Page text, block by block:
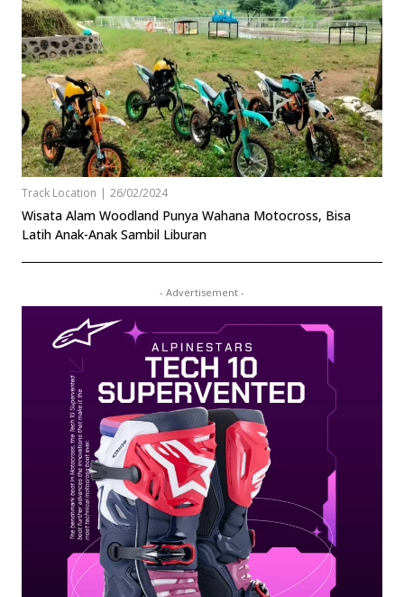
Track Location | 26/02/2024
Wisata Alam Woodland Punya Wahana Motocross, Bisa
Latih Anak-Anak Sambil Liburan
- Advertisement -